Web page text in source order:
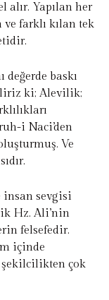
alır. Yapılan her
ve farklı kılan tek
baskı
ki; Alevilik;
i Naci’den
Ve
insan sevgisi
Hz. Ali’nin
felsefedir.
içinde
şekilcilikten çok